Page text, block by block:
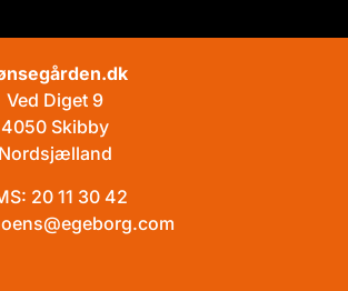
Ved Diget 9
4050 Skibby
Nordsjælland
20 11 30 42